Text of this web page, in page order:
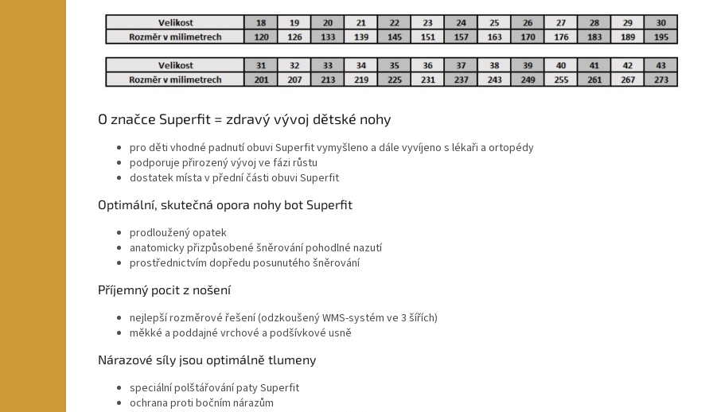
O značce Superfit = zdravý vývoj dětské nohy
pro děti vhodné padnutí obuvi Superfit vymyšleno a dále vyvíjeno s lékaři a ortopédy
podporuje přirozený vývoj ve fázi růstu
dostatek místa v přední části obuvi Superfit
Optimální, skutečná opora nohy bot Superfit
prodloužený opatek
anatomicky přizpůsobené šněrování pohodlné nazutí
prostřednictvím dopředu posunutého šněrování
Příjemný pocit z nošení
nejlepší rozměrové řešení (odzkoušený WMS-systém ve 3 šířích)
měkké a poddajné vrchové a podšívkové usně
Nárazové síly jsou optimálně tlumeny
speciální polštářování paty Superfit
ochrana proti bočním nárazům